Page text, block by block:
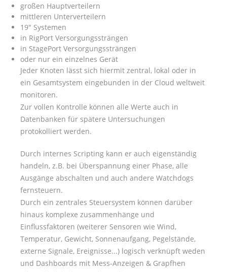
großen Hauptverteilern
mittleren Unterverteilern
19" Systemen
in RigPort Versorgungssträngen
in StagePort Versorgungssträngen
oder nur ein einzelnes Gerät
Jeder Knoten lässt sich hiermit zentral, lokal oder in
ein Gesamtsystem eingebunden in der Cloud weltweit
monitoren.
Zur vollen Kontrolle können alle Werte auch in
Datenbanken für spätere Untersuchungen
protokolliert werden.
Durch internes Scripting kann er auch eigenständig
handeln, z.B. bei Überspannung einer Phase, alle
Ausgänge abschalten und auch andere Watchdogs
fernsteuern.
Durch ein zentrales Steuersystem können darüber
hinaus komplexe zusammenhänge und
Einflussfaktoren (weiterer Sensoren wie Wind,
Temperatur, Gewicht, Sonnenaufgang, Pegelstände,
externe Signale, Ereignisse...) logisch verknüpft weden
und Dashboards mit Mess-Anzeigen & Grapfhen